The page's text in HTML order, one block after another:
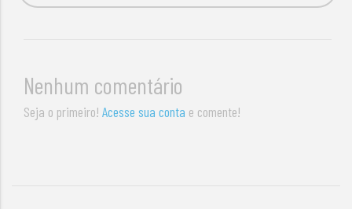
Nenhum comentário
Seja o primeiro!Acesse sua conta e comente!